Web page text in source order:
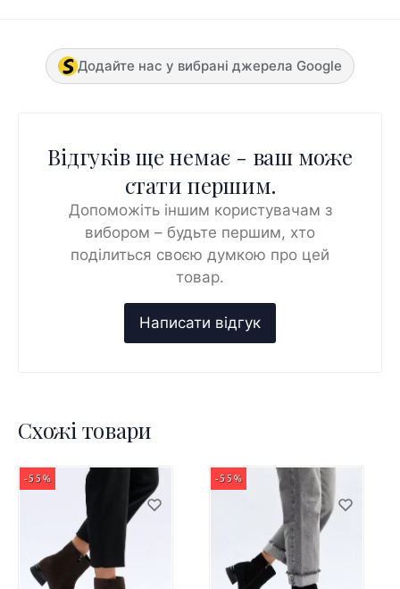
Додайте нас у вибрані джерела Google
Відгуків ще немає - ваш може
стати першим.
Допоможіть іншим користувачам з
вибором – будьте першим, хто
поділиться своєю думкою про цей
товар.
Схожі товари
-55% -55%